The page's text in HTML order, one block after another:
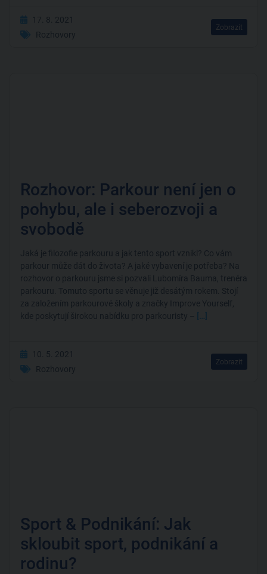
17. 8. 2021
Rozhovory
Zobrazit
Rozhovor: Parkour není jen o
pohybu, ale i seberozvoji a
svobodě
Jaká je filozofie parkouru a jak tento sport vznikl? Co vám
parkour může dát do života? A jaké vybavení je potřeba? Na
rozhovor o parkouru jsme si pozvali Lubomíra Bauma, trenéra
parkouru. Tomuto sportu se věnuje již desátým rokem. Stojí
za založením parkourové školy a značky Improve Yourself,
kde poskytují širokou nabídku pro parkouristy – […]
10. 5. 2021
Rozhovory
Zobrazit
Sport & Podnikání: Jak
skloubit sport, podnikání a
rodinu?